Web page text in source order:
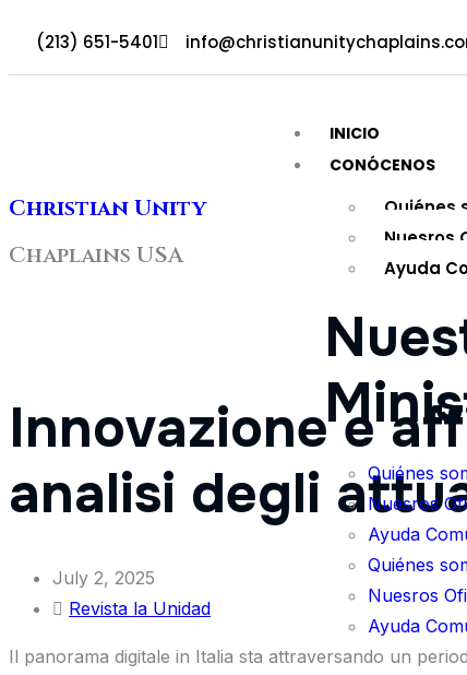
(213) 651-5401
Christian Unity
Chaplains USA
INICIO
CONÓCENOS
Quiénes
Nuesros
Ayuda
Quiénes
Nuesros
Ayuda
Quiénes
Nuesros
Ayuda
Innovazione e
analisi degli
July 2, 2025
Revista la Unidad
Il panorama digitale in Italia sta attraversando un